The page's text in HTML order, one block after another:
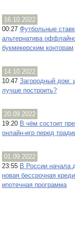
16.10.2022
00:27 Футбольные
альтернатива
букмекерским конторам
14.10.2022
10:47 Загородный дом:
лучше построить?
20.09.2022
19:20 В чём состоит
онлайн-игр перед
01.09.2022
23:55 В России начала
новая бессрочная
ипотечная программа